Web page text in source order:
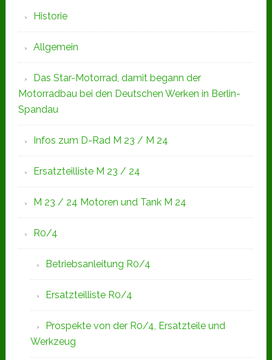
Seitenspalte
Historie
Allgemein
Das Star-Motorrad, damit begann der
Motorradbau bei den Deutschen Werken in Berlin-
Spandau
Infos zum D-Rad M 23 / M 24
Ersatzteilliste M 23 / 24
M 23 / 24 Motoren und Tank M 24
R0/4
Betriebsanleitung R0/4
Ersatzteilliste R0/4
Prospekte von der R0/4, Ersatzteile und
Werkzeug